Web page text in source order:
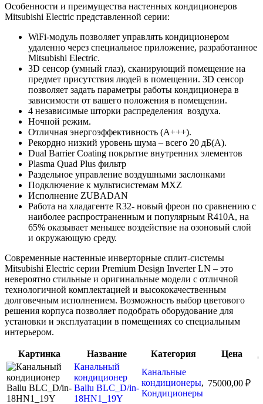
Особенности и преимущества настенных кондиционеров
Mitsubishi Electric представленной серии:
WiFi-модуль позволяет управлять кондиционером
удаленно через специальное приложение, разработанное
Mitsubishi Electric.
3D сенсор (умный глаз), сканирующий помещение на
предмет присутствия людей в помещении. 3D сенсор
позволяет задать параметры работы кондиционера в
зависимости от вашего положения в помещении.
4 независимые шторки распределения воздуха.
Ночной режим.
Отличная энергоэффективность (А+++).
Рекордно низкий уровень шума – всего 20 дБ(А).
Dual Barrier Coating покрытие внутренних элементов
Plasma Quad Plus фильтр
Раздельное управление воздушными заслонками
Подключение к мультисистемам MXZ
Исполнение ZUBADAN
Работа на хладагенте R32- новый фреон по сравнению с
наиболее распространенным и популярным R410A, на
65% оказывает меньшее воздействие на озоновый слой
и окружающую среду.
Современные настенные инверторные сплит-системы
Mitsubishi Electric серии Premium Design Inverter LN – это
невероятно стильные и оригинальные модели с отличной
технологичной комплектацией и высококачественным
долговечным исполнением. Возможность выбор цветового
решения корпуса позволяет подобрать оборудование для
установки и эксплуатации в помещениях со специальным
интерьером.
Картинка Название Категория Цена
Канальный
кондиционер
Ballu BLC_D/in-
18HN1_19Y
Канальные
кондиционеры,
Кондиционеры
75000,00 ₽